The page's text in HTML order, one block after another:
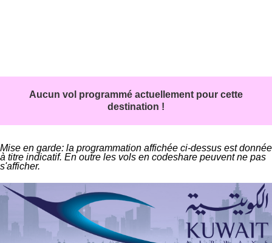
Aucun vol programmé actuellement pour cette
destination !
Mise en garde: la programmation affichée ci-dessus est donnée
à titre indicatif. En outre les vols en codeshare peuvent ne pas
s'afficher.